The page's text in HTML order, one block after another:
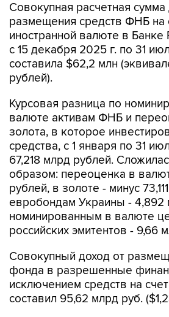
Совокупная расчетная сумма
размещения средств ФНБ на
иностранной валюте в Банке
с 15 декабря 2025 г. по 31
составила $62,2 млн
рублей).
Курсовая разница по
валюте активам ФНБ и
золота, в которое
средства, с 1 января по 31
67,218 млрд рублей.
образом: переоценка в
рублей, в золоте - минус
евробондам Украины - 4,892
номинированным в валюте
российских эмитентов - 9,66
Совокупный доход от
фонда в разрешенные
исключением средств на
составил 95,62 млрд руб.